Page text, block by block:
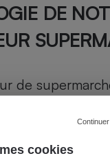
cookies
DE
de
supermarchés,